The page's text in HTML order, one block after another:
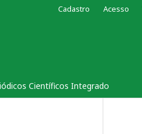
Científicos Integrado
Cadastro Acesso